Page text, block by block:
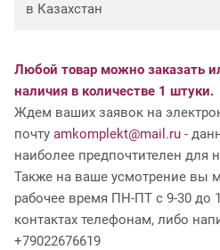
в Казахстан
Любой товар можно заказать
наличия в количестве 1 штуки.
Ждем ваших заявок на
почту amkomplekt@mail.ru -
наиболее предпочтителен для
Также на ваше усмотрение вы
рабочее время ПН-ПТ с 9-30 до
контактах телефонам, либо
+79022676619